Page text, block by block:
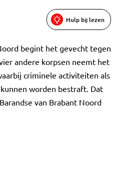
Hulp bij lezen
begint het gevecht tegen
andere korpsen neemt het
criminele activiteiten als
worden bestraft. Dat
van Brabant Noord